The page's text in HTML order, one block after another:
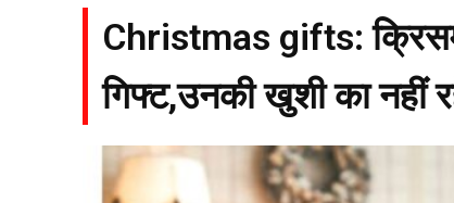
Christmas gifts:
गिफ्ट,उनकी खुशी का नहीं